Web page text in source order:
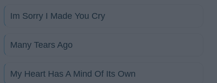
Im Sorry I Made You Cry
Many Tears Ago
My Heart Has A Mind Of Its Own